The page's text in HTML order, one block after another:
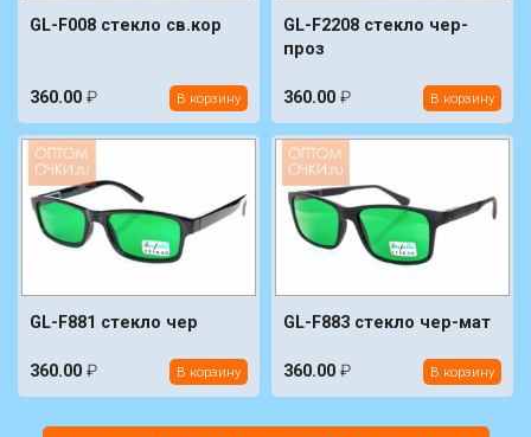
GL-F008 стекло св.кор
360.00 ₽ В корзину
GL-F2208 стекло чер-
проз
360.00 ₽ В корзину
GL-F881 стекло чер
360.00 ₽ В корзину
GL-F883 стекло чер-мат
360.00 ₽ В корзину